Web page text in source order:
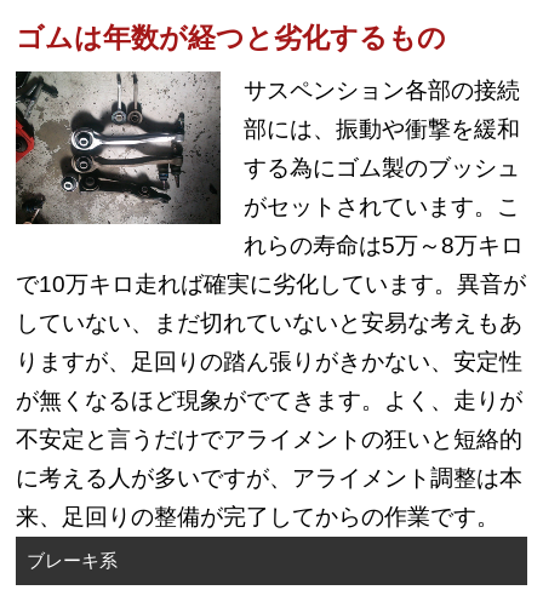
ゴムは年数が経つと劣化するもの
サスペンション各部の接続
部には、振動や衝撃を緩和
する為にゴム製のブッシュ
がセットされています。こ
れらの寿命は5万～8万キロ
で10万キロ走れば確実に劣化しています。異音が
していない、まだ切れていないと安易な考えもあ
りますが、足回りの踏ん張りがきかない、安定性
が無くなるほど現象がでてきます。よく、走りが
不安定と言うだけでアライメントの狂いと短絡的
に考える人が多いですが、アライメント調整は本
来、足回りの整備が完了してからの作業です。
ブレーキ系